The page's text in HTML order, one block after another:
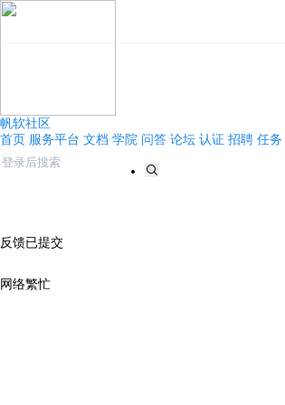
帆软社区
首页 服务平台 文档 学院 问答 论坛 认证 招聘 任务
反馈已提交
网络繁忙